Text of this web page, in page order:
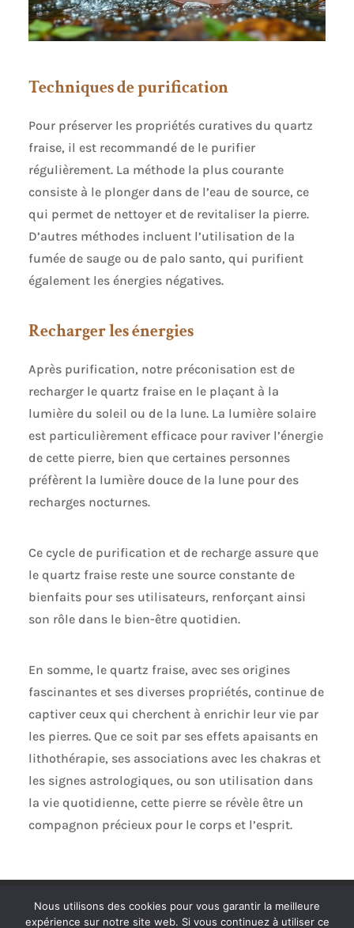
Techniques de purification
Pour préserver les propriétés curatives du quartz
fraise, il est recommandé de le purifier
régulièrement. La méthode la plus courante
consiste à le plonger dans de l’eau de source, ce
qui permet de nettoyer et de revitaliser la pierre.
D’autres méthodes incluent l’utilisation de la
fumée de sauge ou de palo santo, qui purifient
également les énergies négatives.
Recharger les énergies
Après purification, notre préconisation est de
recharger le quartz fraise en le plaçant à la
lumière du soleil ou de la lune. La lumière solaire
est particulièrement efficace pour raviver l’énergie
de cette pierre, bien que certaines personnes
préfèrent la lumière douce de la lune pour des
recharges nocturnes.
Ce cycle de purification et de recharge assure que
le quartz fraise reste une source constante de
bienfaits pour ses utilisateurs, renforçant ainsi
son rôle dans le bien-être quotidien.
En somme, le quartz fraise, avec ses origines
fascinantes et ses diverses propriétés, continue de
captiver ceux qui cherchent à enrichir leur vie par
les pierres. Que ce soit par ses effets apaisants en
lithothérapie, ses associations avec les chakras et
les signes astrologiques, ou son utilisation dans
la vie quotidienne, cette pierre se révèle être un
compagnon précieux pour le corps et l’esprit.
Politique de confidentialité
Mentions légales
Plan de site
Contact
Nous utilisons des cookies pour vous garantir la meilleure
expérience sur notre site web. Si vous continuez à utiliser ce